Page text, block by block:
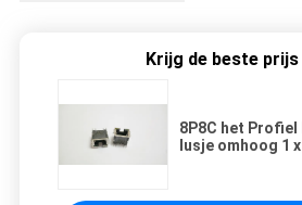
Krijg de beste
8P8C het Profiel
lusje omhoog 1